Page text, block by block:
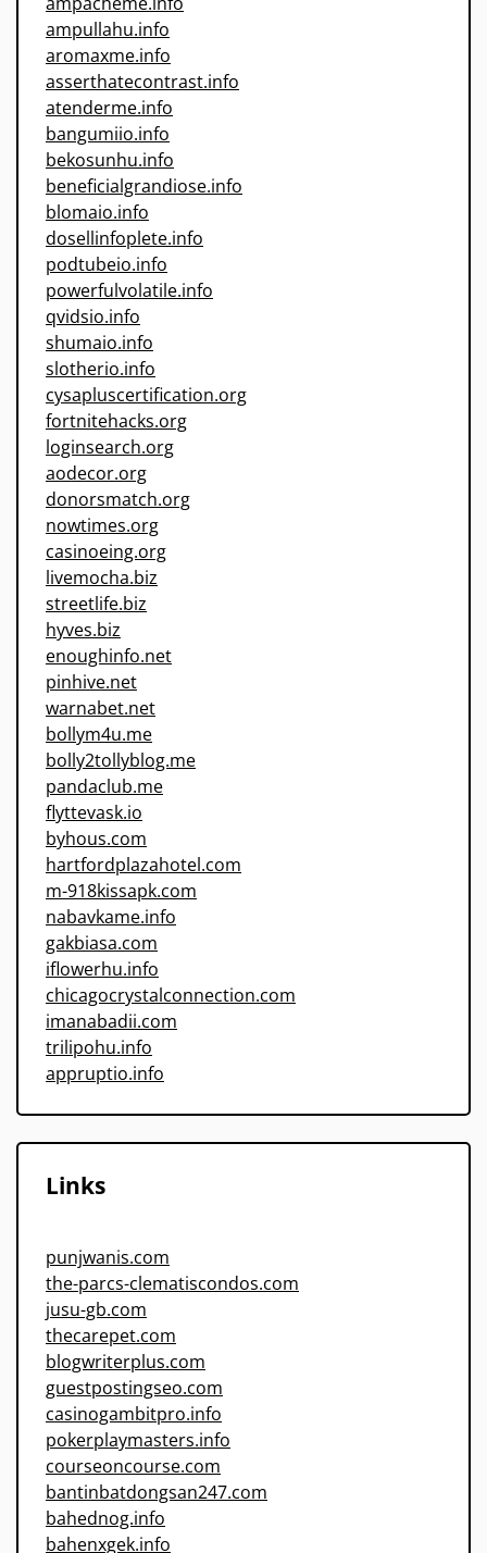
ampullahu.info
aromaxme.info
asserthatecontrast.info
atenderme.info
bangumiio.info
bekosunhu.info
beneficialgrandiose.info
blomaio.info
dosellinfoplete.info
podtubeio.info
powerfulvolatile.info
qvidsio.info
shumaio.info
slotherio.info
cysapluscertification.org
fortnitehacks.org
loginsearch.org
aodecor.org
donorsmatch.org
nowtimes.org
casinoeing.org
livemocha.biz
streetlife.biz
hyves.biz
enoughinfo.net
pinhive.net
warnabet.net
bollym4u.me
bolly2tollyblog.me
pandaclub.me
flyttevask.io
byhous.com
hartfordplazahotel.com
m-918kissapk.com
nabavkame.info
gakbiasa.com
iflowerhu.info
chicagocrystalconnection.com
imanabadii.com
trilipohu.info
appruptio.info
Links
punjwanis.com
the-parcs-clematiscondos.com
jusu-gb.com
thecarepet.com
blogwriterplus.com
guestpostingseo.com
casinogambitpro.info
pokerplaymasters.info
courseoncourse.com
bantinbatdongsan247.com
bahednog.info
bahenxgek.info